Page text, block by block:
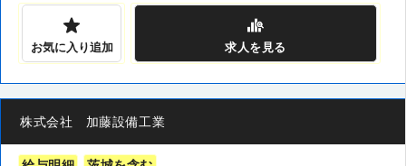
お気に入り追加 求人を見る
株式会社 加藤設備工業